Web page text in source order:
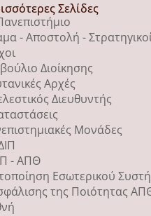
Σελίδες
- Αποστολή -
Διοίκησης
Αρχές
Διευθυντής
Μονάδες
- ΑΠΘ
Εσωτερικού
της Ποιότητας